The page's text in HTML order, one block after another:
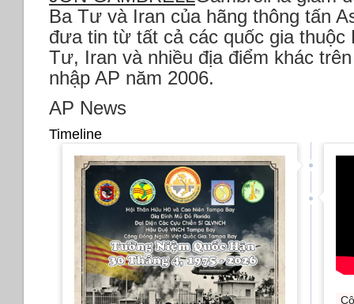
Ba Tư và Iran của hãng thông tấn
đưa tin từ tất cả các quốc gia thuộc
Tư, Iran và nhiều địa điểm khác
nhập AP năm 2006.
AP News
Timeline